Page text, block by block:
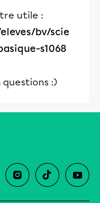
utile :
bv/scie
s1068
:)